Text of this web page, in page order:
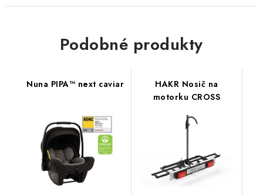
Podobné produkty
Nuna PIPA™ next caviar
HAKR Nosič na
motorku CROSS